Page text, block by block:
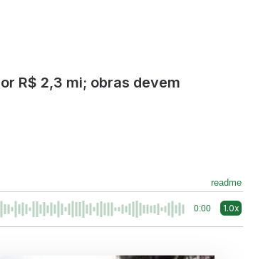
R$ 2,3 mi; obras devem
readme
0:00 1.0x